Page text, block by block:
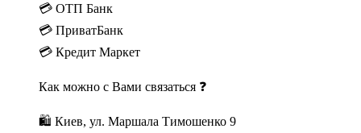
💳 ОТП Банк
💳 ПриватБанк
💳 Кредит Маркет
Как можно с Вами связаться ❓
🛍 Киев, ул. Маршала Тимошенко 9